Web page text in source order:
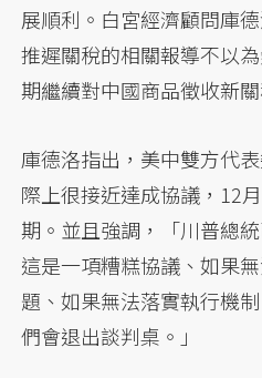
展順利。白宮經濟顧問庫
推遲關稅的相關報導不以
期繼續對中國商品徵收新關
庫德洛指出，美中雙方代
際上很接近達成協議，12
期。並且強調，「川普總
這是一項糟糕協議、如果
題、如果無法落實執行機
們會退出談判桌。」